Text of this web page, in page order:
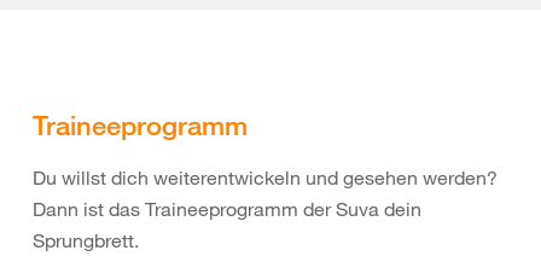
Traineeprogramm
Du willst dich weiterentwickeln und gesehen werden?
Dann ist das Traineeprogramm der Suva dein
Sprungbrett.